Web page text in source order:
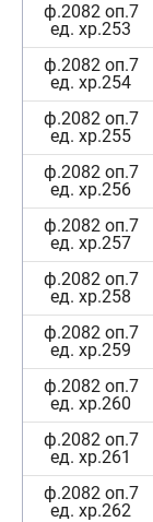
ф.2082 оп.7
ед. хр.253
ф.2082 оп.7
ед. хр.254
ф.2082 оп.7
ед. хр.255
ф.2082 оп.7
ед. хр.256
ф.2082 оп.7
ед. хр.257
ф.2082 оп.7
ед. хр.258
ф.2082 оп.7
ед. хр.259
ф.2082 оп.7
ед. хр.260
ф.2082 оп.7
ед. хр.261
ф.2082 оп.7
ед. хр.262